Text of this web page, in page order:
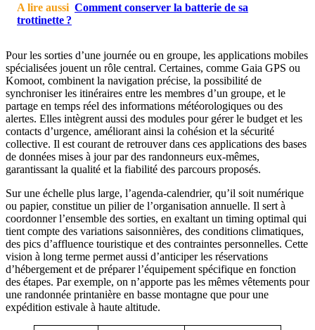
A lire aussi Comment conserver la batterie de sa
trottinette ?
Pour les sorties d’une journée ou en groupe, les applications mobiles
spécialisées jouent un rôle central. Certaines, comme Gaia GPS ou
Komoot, combinent la navigation précise, la possibilité de
synchroniser les itinéraires entre les membres d’un groupe, et le
partage en temps réel des informations météorologiques ou des
alertes. Elles intègrent aussi des modules pour gérer le budget et les
contacts d’urgence, améliorant ainsi la cohésion et la sécurité
collective. Il est courant de retrouver dans ces applications des bases
de données mises à jour par des randonneurs eux-mêmes,
garantissant la qualité et la fiabilité des parcours proposés.
Sur une échelle plus large, l’agenda-calendrier, qu’il soit numérique
ou papier, constitue un pilier de l’organisation annuelle. Il sert à
coordonner l’ensemble des sorties, en exaltant un timing optimal qui
tient compte des variations saisonnières, des conditions climatiques,
des pics d’affluence touristique et des contraintes personnelles. Cette
vision à long terme permet aussi d’anticiper les réservations
d’hébergement et de préparer l’équipement spécifique en fonction
des étapes. Par exemple, on n’apporte pas les mêmes vêtements pour
une randonnée printanière en basse montagne que pour une
expédition estivale à haute altitude.